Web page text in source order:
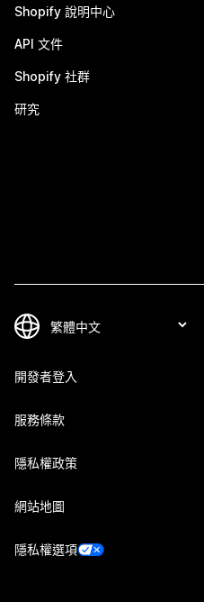
Shopify 說明中心
API 文件
Shopify 社群
研究
開發者登入
服務條款
隱私權政策
網站地圖
隱私權選項